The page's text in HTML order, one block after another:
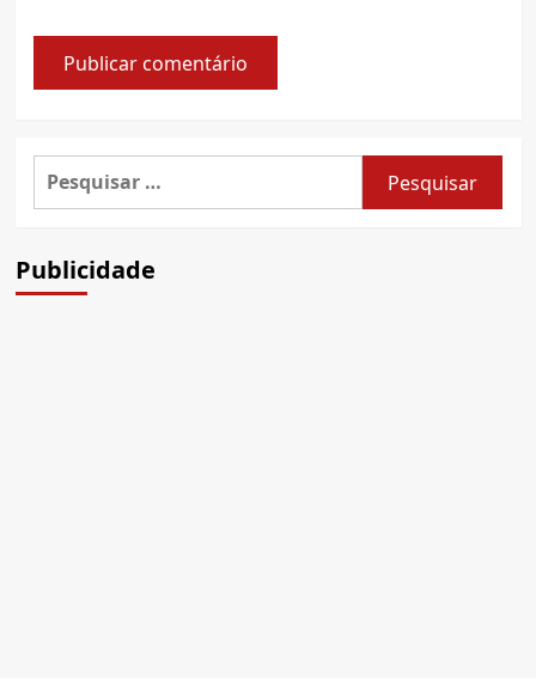
Pesquisar
Publicidade